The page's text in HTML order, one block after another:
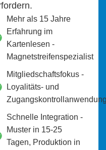
Mehr als 15 Jahre
Erfahrung im
Kartenlesen -
Magnetstreifenspezialist
Mitgliedschaftsfokus -
Loyalitäts- und
Schnelle Integration -
Muster in 15-25
Tagen, Produktion in